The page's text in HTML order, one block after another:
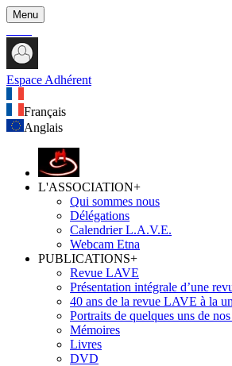
Menu
Espace Adhérent
Français
Anglais
L'ASSOCIATION+
Qui sommes nous
Délégations
Calendrier L.A.V.E.
Webcam Etna
PUBLICATIONS+
Revue LAVE
Présentation intégrale d’une
40 ans de la revue LAVE à la
Portraits de quelques uns de
Mémoires
Livres
DVD